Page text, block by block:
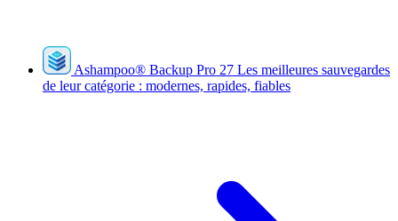
Ashampoo® Backup Pro 27 Les meilleures sauvegardes
de leur catégorie : modernes, rapides, fiables